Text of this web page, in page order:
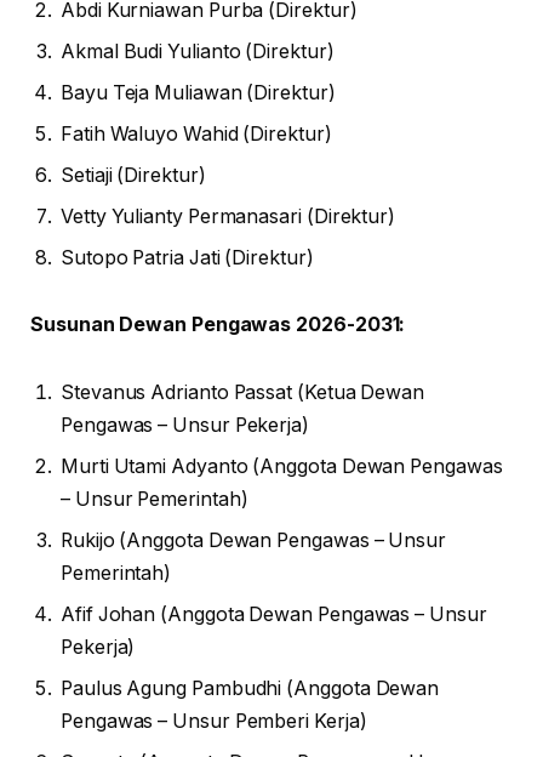
Abdi Kurniawan Purba (Direktur)
Akmal Budi Yulianto (Direktur)
Bayu Teja Muliawan (Direktur)
Fatih Waluyo Wahid (Direktur)
Setiaji (Direktur)
Vetty Yulianty Permanasari (Direktur)
Sutopo Patria Jati (Direktur)
Susunan Dewan Pengawas 2026-2031:
Stevanus Adrianto Passat (Ketua Dewan
Pengawas – Unsur Pekerja)
Murti Utami Adyanto (Anggota Dewan Pengawas
– Unsur Pemerintah)
Rukijo (Anggota Dewan Pengawas – Unsur
Pemerintah)
Afif Johan (Anggota Dewan Pengawas – Unsur
Pekerja)
Paulus Agung Pambudhi (Anggota Dewan
Pengawas – Unsur Pemberi Kerja)